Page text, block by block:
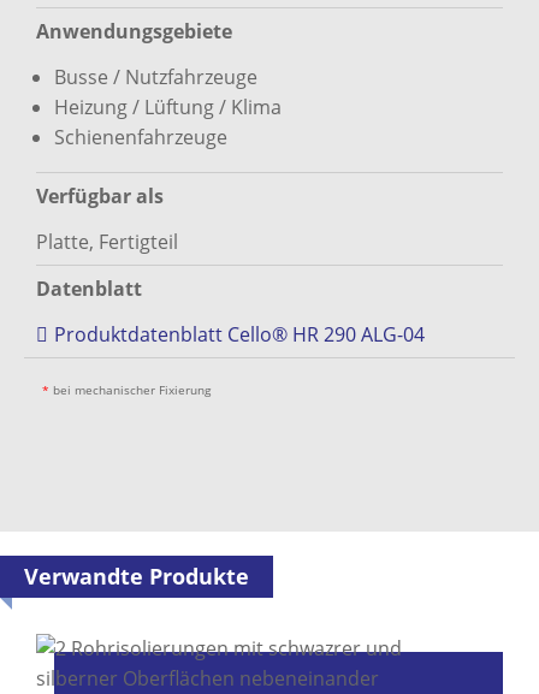
Anwendungsgebiete
Busse / Nutzfahrzeuge
Heizung / Lüftung / Klima
Schienenfahrzeuge
Verfügbar als
Platte, Fertigteil
Datenblatt
Produktdatenblatt Cello® HR 290 ALG-04
* bei mechanischer Fixierung
Verwandte Produkte